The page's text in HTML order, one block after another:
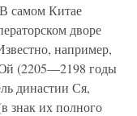
самом Китае
дворе
например,
(2205—2198 годы
династии Ся,
знак их полного